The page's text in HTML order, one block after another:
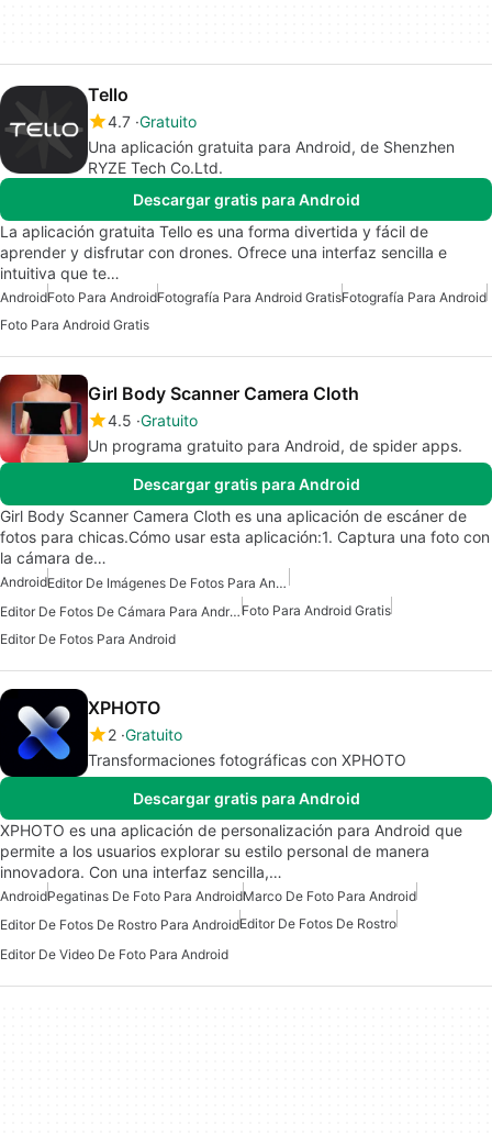
Tello
4.7 Gratuito
Una aplicación gratuita para Android, de Shenzhen
RYZE Tech Co.Ltd.
Descargar gratis para Android
La aplicación gratuita Tello es una forma divertida y fácil de
aprender y disfrutar con drones. Ofrece una interfaz sencilla e
intuitiva que te…
AndroidFoto Para AndroidFotografía Para Android GratisFotografía Para Android
Foto Para Android Gratis
Girl Body Scanner Camera Cloth
4.5 Gratuito
Un programa gratuito para Android, de spider apps.
Descargar gratis para Android
Girl Body Scanner Camera Cloth es una aplicación de escáner de
fotos para chicas.Cómo usar esta aplicación:1. Captura una foto con
la cámara de…
Android
Editor De Imágenes De Fotos Para Android
Editor De Fotos De Cámara Para Android Foto Para Android Gratis
Editor De Fotos Para Android
XPHOTO
2 Gratuito
Transformaciones fotográficas con XPHOTO
Descargar gratis para Android
XPHOTO es una aplicación de personalización para Android que
permite a los usuarios explorar su estilo personal de manera
innovadora. Con una interfaz sencilla,…
AndroidPegatinas De Foto Para AndroidMarco De Foto Para Android
Editor De Fotos De Rostro Para AndroidEditor De Fotos De Rostro
Editor De Video De Foto Para Android